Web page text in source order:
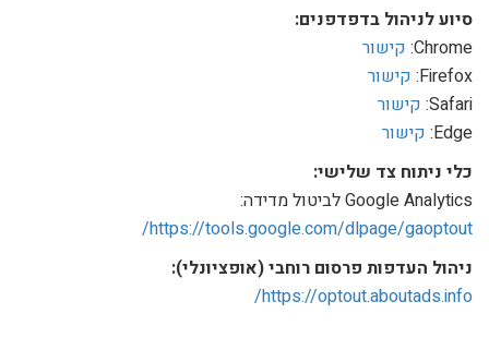
סיוע לניהול בדפדפנים:
Chrome: קישור
Firefox: קישור
Safari: קישור
Edge: קישור
כלי ניתוח צד שלישי:
Google Analytics לביטול מדידה:
https://tools.google.com/dlpage/gaoptout/
ניהול העדפות פרסום רוחבי (אופציונלי):
https://optout.aboutads.info/